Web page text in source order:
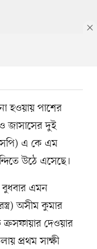
হওয়ায় পাশের
জাসাসের দুই
এ কে এম
উঠে এসেছে।
বুধবার এমন
অসীম কুমার
দেওয়ার
প্রথম সাক্ষী